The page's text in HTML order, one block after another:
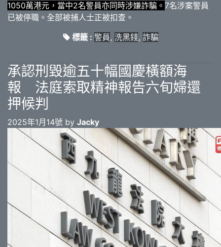
1050萬港元，當中2名警員亦同時涉嫌詐騙。 7名涉案警員
已被停職。全部被捕人士正被扣查。
標籤 : 警員, 洗黑錢, 詐騙
承認刑毀逾五十幅國慶橫額海
報 法庭索取精神報告六旬婦還
押候判
2025年1月14號 by Jacky